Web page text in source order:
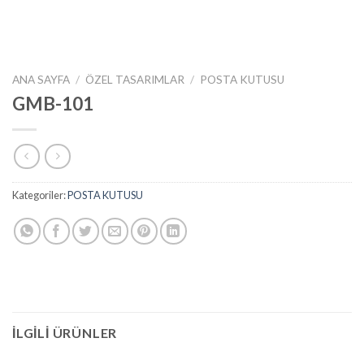
ANA SAYFA / ÖZEL TASARIMLAR / POSTA KUTUSU
GMB-101
Kategoriler:POSTA KUTUSU
İLGILI ÜRÜNLER